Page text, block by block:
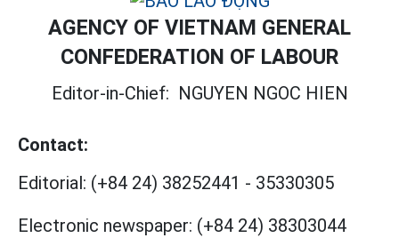
AGENCY OF VIETNAM GENERAL
CONFEDERATION OF LABOUR
Editor-in-Chief: NGUYEN NGOC HIEN
Contact:
Editorial: (+84 24) 38252441 - 35330305
Electronic newspaper: (+84 24) 38303044